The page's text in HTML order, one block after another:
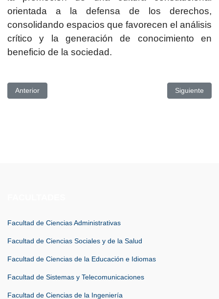
orientada a la defensa de los derechos,
consolidando espacios que favorecen el análisis
crítico y la generación de conocimiento en
beneficio de la sociedad.
Artículo anterior: UPSE CONMEMORA EL DÍA DEL NIÑO CON
Anterior Artículo
Siguiente
Facultad de Ciencias Administrativas
Facultad de Ciencias Sociales y de la Salud
Facultad de Ciencias de la Educación e Idiomas
Facultad de Sistemas y Telecomunicaciones
Facultad de Ciencias de la Ingeniería